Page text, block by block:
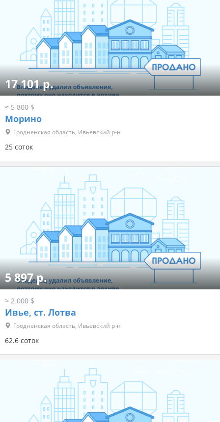
17 101 р.
≈ 5 800 $
Морино
Гродненская область, Ивьевский р-н
25 соток
5 897 р.
≈ 2 000 $
Ивье, ст. Лотва
Гродненская область, Ивьевский р-н
62.6 соток